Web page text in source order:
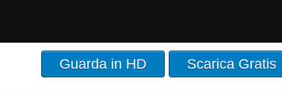
Guarda in HD Scarica Gratis